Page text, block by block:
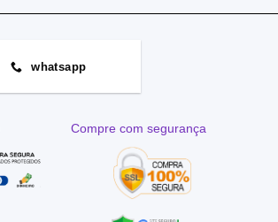
whatsapp
Compre com segurança